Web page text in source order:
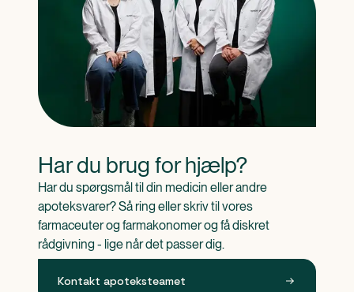
Har du brug for hjælp?
Har du spørgsmål til din medicin eller andre
apoteksvarer? Så ring eller skriv til vores
farmaceuter og farmakonomer og få diskret
rådgivning - lige når det passer dig.
Kontakt apoteksteamet